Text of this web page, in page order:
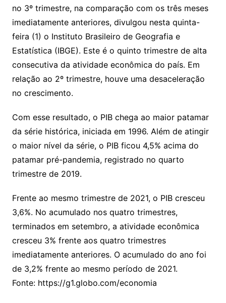
no 3º trimestre, na comparação com os três meses
imediatamente anteriores, divulgou nesta quinta-
feira (1) o Instituto Brasileiro de Geografia e
Estatística (IBGE). Este é o quinto trimestre de alta
consecutiva da atividade econômica do país. Em
relação ao 2º trimestre, houve uma desaceleração
no crescimento.
Com esse resultado, o PIB chega ao maior patamar
da série histórica, iniciada em 1996. Além de atingir
o maior nível da série, o PIB ficou 4,5% acima do
patamar pré-pandemia, registrado no quarto
trimestre de 2019.
Frente ao mesmo trimestre de 2021, o PIB cresceu
3,6%. No acumulado nos quatro trimestres,
terminados em setembro, a atividade econômica
cresceu 3% frente aos quatro trimestres
imediatamente anteriores. O acumulado do ano foi
de 3,2% frente ao mesmo período de 2021.
Fonte: https://g1.globo.com/economia